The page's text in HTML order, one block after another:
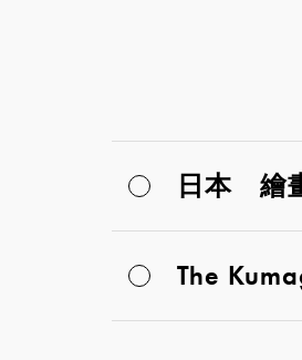
日本 繪
The